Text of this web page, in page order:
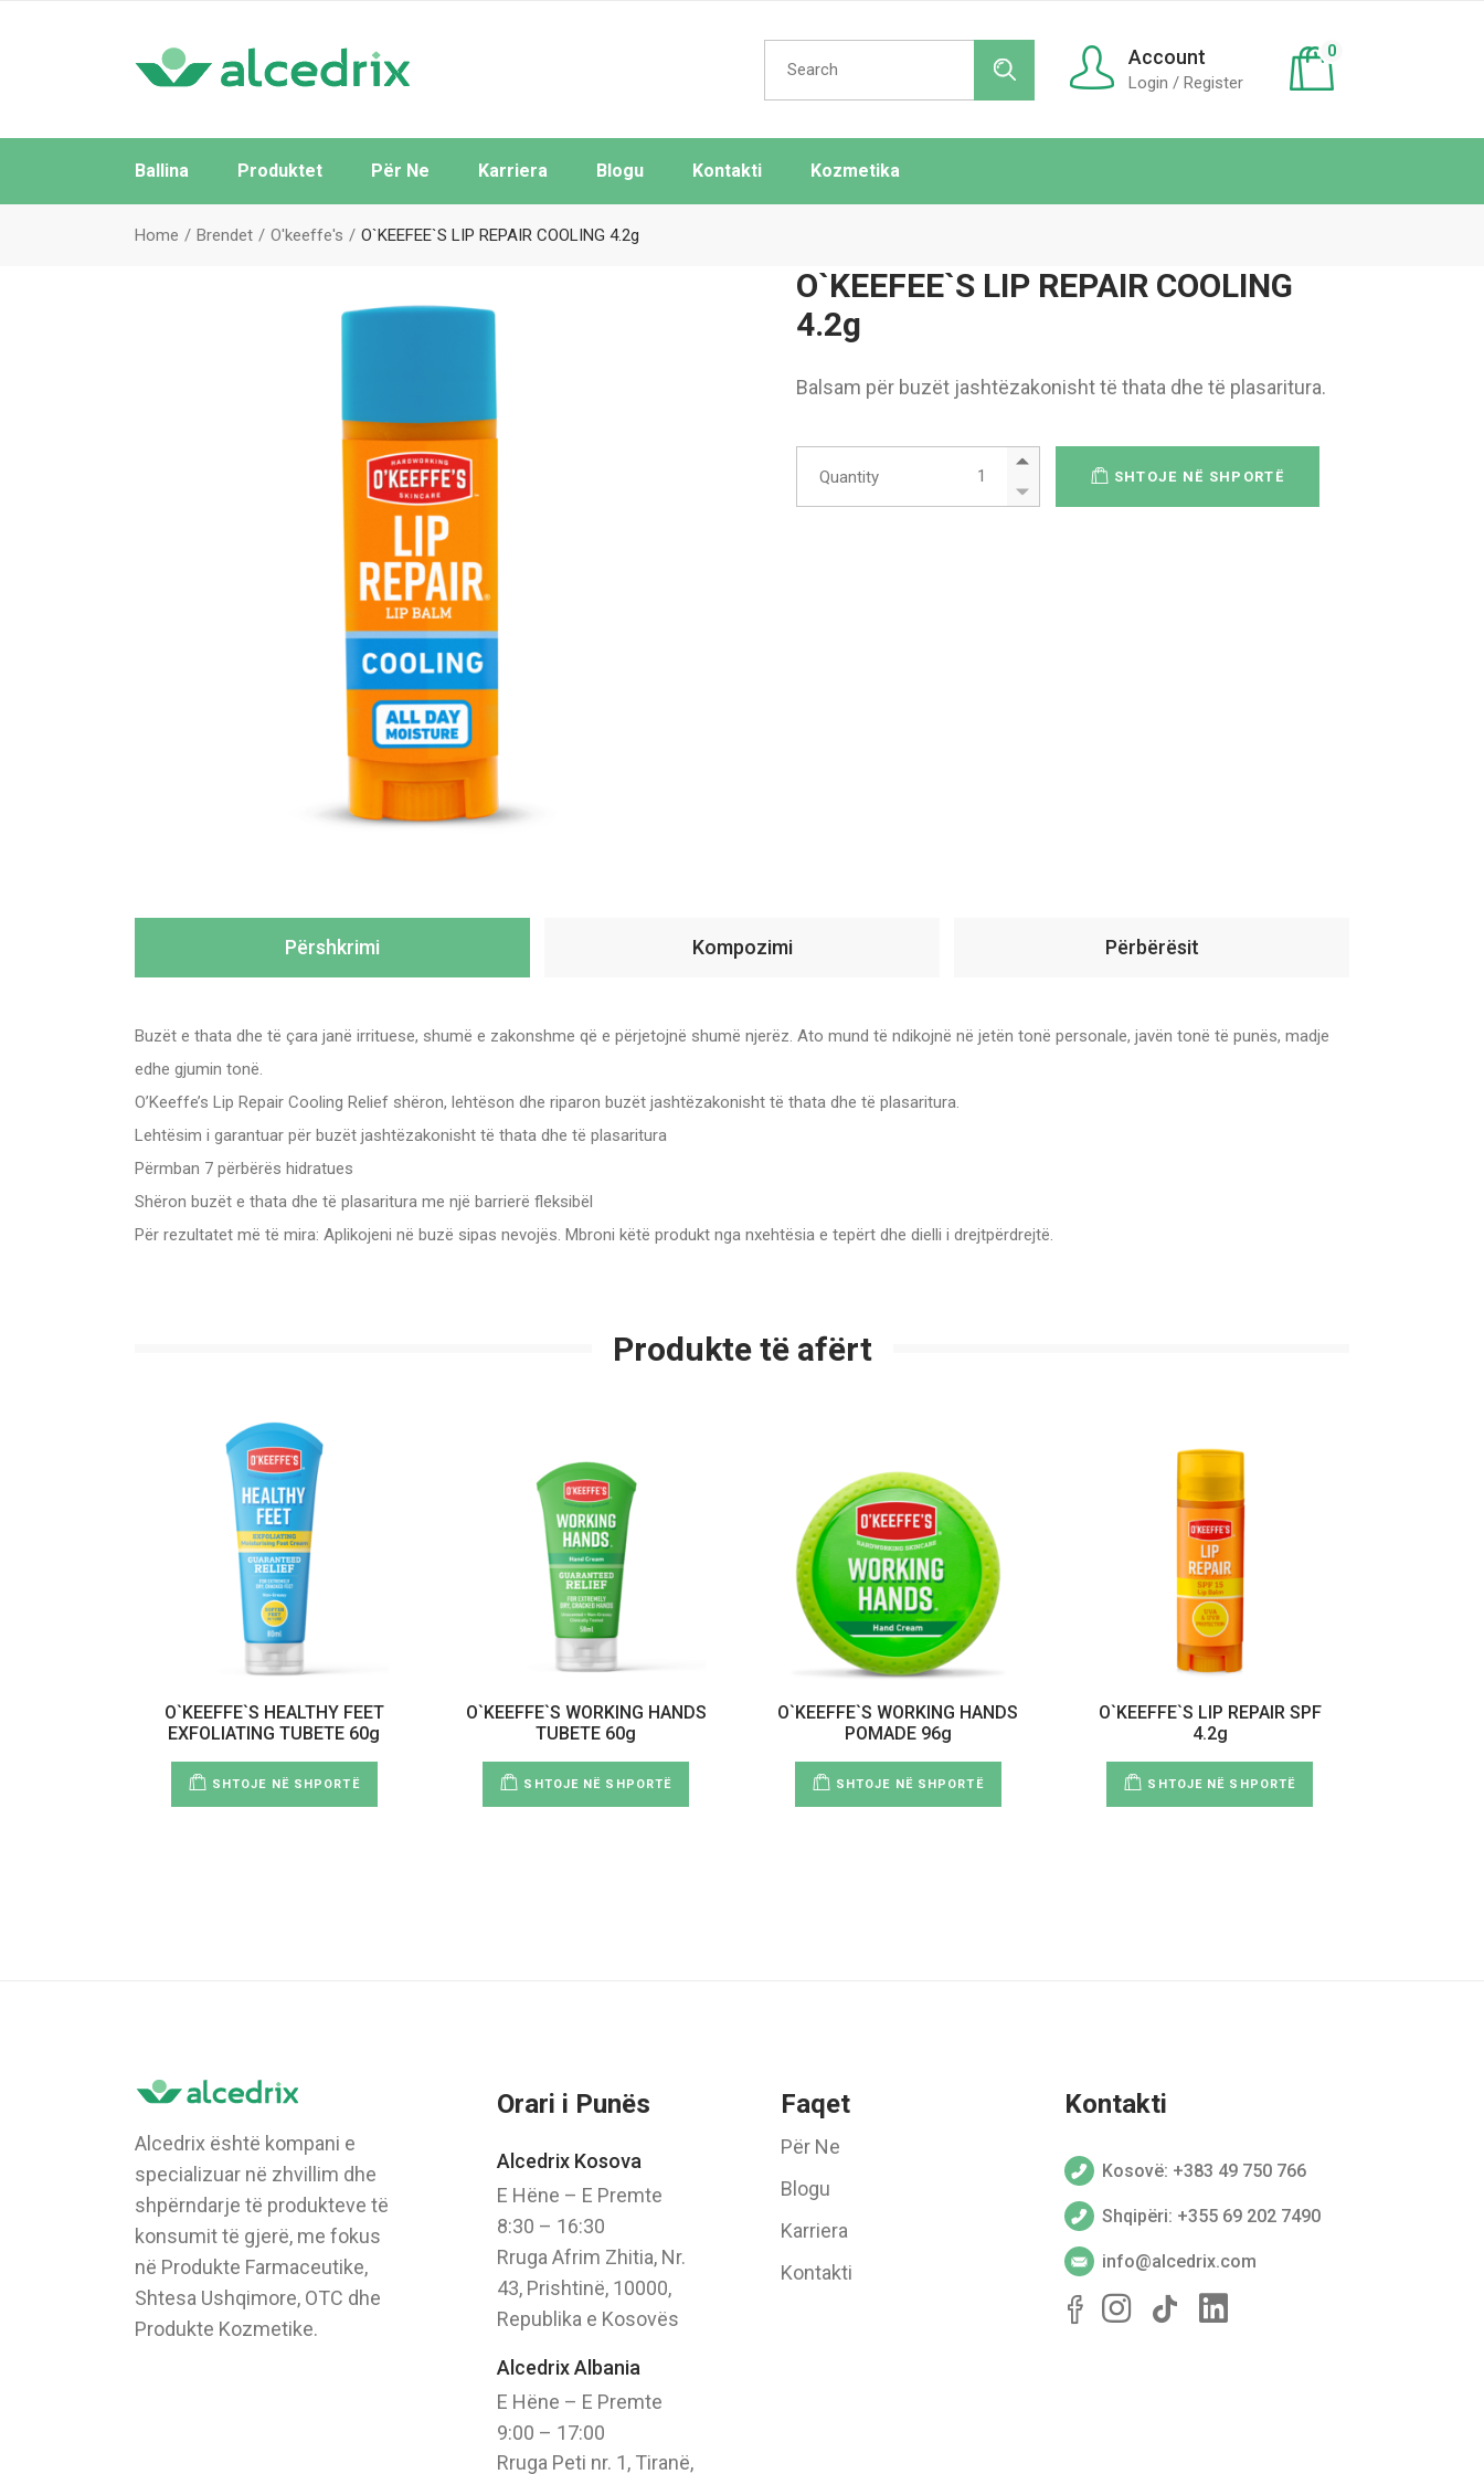
Search
for:
Account
Login / Register
0
Ballina Produktet
Të Gjitha
Për Ne Karriera Blogu Kontakti Kozmetika
Home Brendet O'keeffe's O`KEEFEE`S LIP REPAIR COOLING 4.2g
O`KEEFEE`S LIP REPAIR COOLING
4.2g
Balsam për buzët jashtëzakonisht të thata dhe të plasaritura.
Quantity
O`KEEFEE`S LIP REPAIR COOLING 4.2g quantity
SHTOJE NË SHPORTË
Përshkrimi Kompozimi Përbërësit
Buzët e thata dhe të çara janë irrituese, shumë e zakonshme që e përjetojnë shumë njerëz. Ato mund të ndikojnë në jetën tonë personale, javën tonë të punës, madje
edhe gjumin tonë.
O’Keeffe’s Lip Repair Cooling Relief shëron, lehtëson dhe riparon buzët jashtëzakonisht të thata dhe të plasaritura.
Lehtësim i garantuar për buzët jashtëzakonisht të thata dhe të plasaritura
Përmban 7 përbërës hidratues
Shëron buzët e thata dhe të plasaritura me një barrierë fleksibël
Për rezultatet më të mira: Aplikojeni në buzë sipas nevojës. Mbroni këtë produkt nga nxehtësia e tepërt dhe dielli i drejtpërdrejtë.
Produkte të afërt
O`KEEFFE`S HEALTHY FEET
EXFOLIATING TUBETE 60g
SHTOJE NË SHPORTË
O`KEEFFE`S WORKING HANDS
TUBETE 60g
SHTOJE NË SHPORTË
O`KEEFFE`S WORKING HANDS
POMADE 96g
SHTOJE NË SHPORTË
O`KEEFFE`S LIP REPAIR SPF
4.2g
SHTOJE NË SHPORTË
Alcedrix është kompani e
specializuar në zhvillim dhe
shpërndarje të produkteve të
konsumit të gjerë, me fokus
në Produkte Farmaceutike,
Shtesa Ushqimore, OTC dhe
Produkte Kozmetike.
Orari i Punës
Alcedrix Kosova
E Hëne – E Premte
8:30 – 16:30
Rruga Afrim Zhitia, Nr.
43, Prishtinë, 10000,
Republika e Kosovës
Alcedrix Albania
E Hëne – E Premte
9:00 – 17:00
Rruga Peti nr. 1, Tiranë,
Faqet
Për Ne
Blogu
Karriera
Kontakti
Kontakti
Kosovë: +383 49 750 766
Shqipëri: +355 69 202 7490
info@alcedrix.com